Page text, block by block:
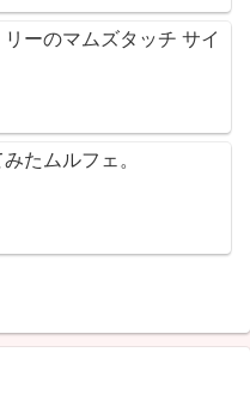
ーのマムズタッチ サイ
たムルフェ。